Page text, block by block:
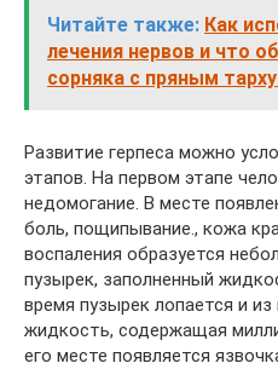
Читайте также: Как
лечения нервов и что
сорняка с пряным
Развитие герпеса можно
этапов. На первом этапе
недомогание. В месте
боль, пощипывание., кожа
воспаления образуется
пузырек, заполненный
время пузырек лопается и
жидкость, содержащая
его месте появляется